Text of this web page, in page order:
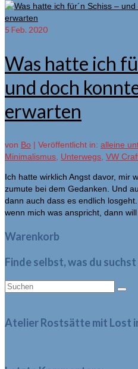
5 Feb. 2020
Was hatte ich
und doch
erwarten
von Bo | Veröffentlicht in: alleine
Minimalismus, Unterwegs, VW
Ich hatte wirklich Angst davor, mir
zumute bei dem Gedanken. Und
dann auch dass es endlich
wenn mich was anspricht, dann
Warenkorb
Finde selbst, was du suchst
Suche
Atelier Rostsätte mit Lost